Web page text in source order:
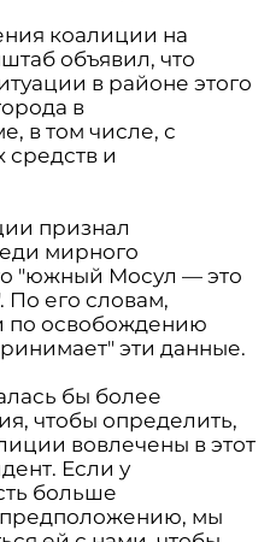
коалиции на
объявил, что
в районе этого
в
в том числе, с
и
признал
мирного
"южный Мосул — это
его словам,
по освобождению
эти данные.
бы более
чтобы определить,
вовлечены в этот
Если у
больше
мы